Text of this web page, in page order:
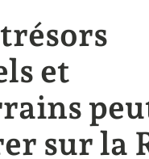
et
sur la